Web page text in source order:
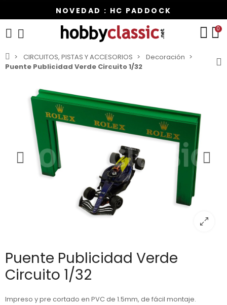
NOVEDAD : HC PADDOCK
0
CIRCUITOS, PISTAS Y ACCESORIOS
Decoración
Puente Publicidad Verde Circuito 1/32
Puente Publicidad Verde
Circuito 1/32
Impreso y pre cortado en PVC de 1.5mm, de fácil montaje.